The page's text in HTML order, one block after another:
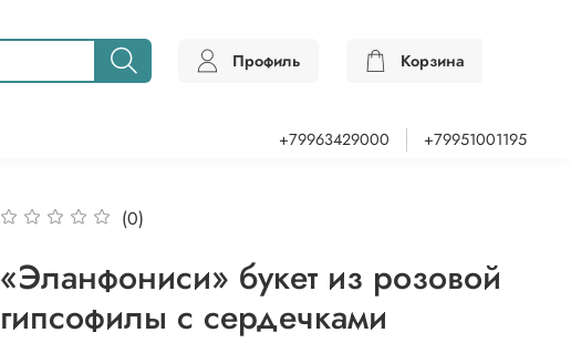
Профиль Корзина
+79963429000 +79951001195
(0)
«Эланфониси» букет из розовой
гипсофилы с сердечками